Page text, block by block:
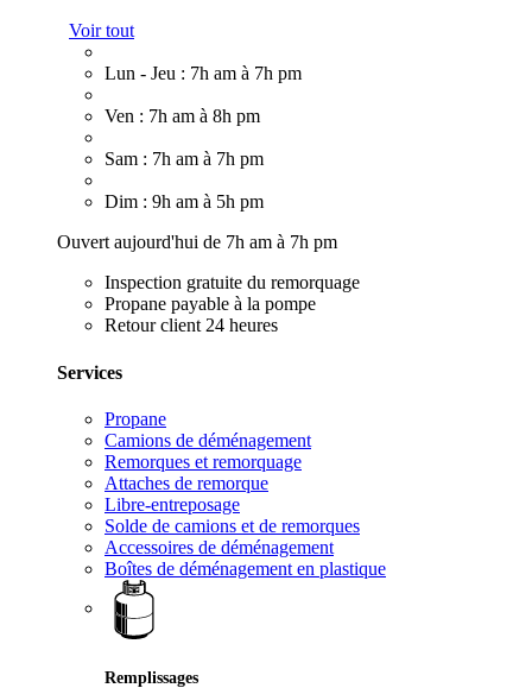
Voir tout
Lun - Jeu : 7h am à 7h pm
Ven : 7h am à 8h pm
Sam : 7h am à 7h pm
Dim : 9h am à 5h pm
Ouvert aujourd'hui de 7h am à 7h pm
Inspection gratuite du remorquage
Propane payable à la pompe
Retour client 24 heures
Services
Propane
Camions de déménagement
Remorques et remorquage
Attaches de remorque
Libre-entreposage
Solde de camions et de remorques
Accessoires de déménagement
Boîtes de déménagement en plastique
Remplissages